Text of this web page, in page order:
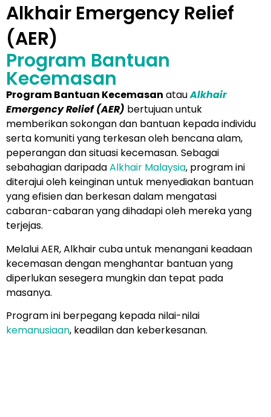
Alkhair Emergency Relief
(AER)
Program Bantuan
Kecemasan
Program Bantuan Kecemasan atauAlkhair
Emergency Relief (AER) bertujuan untuk
memberikan sokongan dan bantuan kepada individu
serta komuniti yang terkesan oleh bencana alam,
peperangan dan situasi kecemasan. Sebagai
sebahagian daripadaAlkhair Malaysia, program ini
diterajui oleh keinginan untuk menyediakan bantuan
yang efisien dan berkesan dalam mengatasi
cabaran-cabaran yang dihadapi oleh mereka yang
terjejas.
Melalui AER, Alkhair cuba untuk menangani keadaan
kecemasan dengan menghantar bantuan yang
diperlukan sesegera mungkin dan tepat pada
masanya.
Program ini berpegang kepada nilai-nilai
kemanusiaan, keadilan dan keberkesanan.